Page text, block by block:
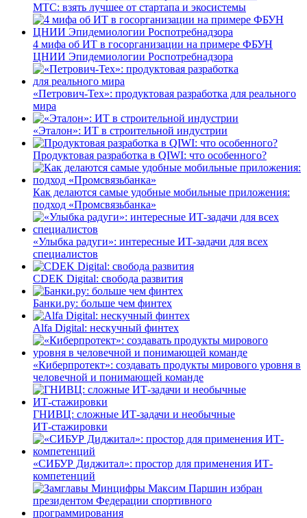
МТС: взять лучшее от стартапа и экосистемы
4 мифа об ИТ в госорганизации на примере ФБУН
ЦНИИ Эпидемиологии Роспотребнадзора
«Петрович-Тех»: продуктовая разработка для реального
мира
«Эталон»: ИТ в строительной индустрии
Продуктовая разработка в QIWI: что особенного?
Как делаются самые удобные мобильные приложения:
подход «Промсвязьбанка»
«Улыбка радуги»: интересные ИТ-задачи для всех
специалистов
CDEK Digital: свобода развития
Банки.ру: больше чем финтех
Alfa Digital: нескучный финтех
«Киберпротект»: создавать продукты мирового уровня в
человечной и понимающей команде
ГНИВЦ: сложные ИТ‑задачи и необычные
ИТ‑стажировки
«СИБУР Диджитал»: простор для применения ИТ-
компетенций